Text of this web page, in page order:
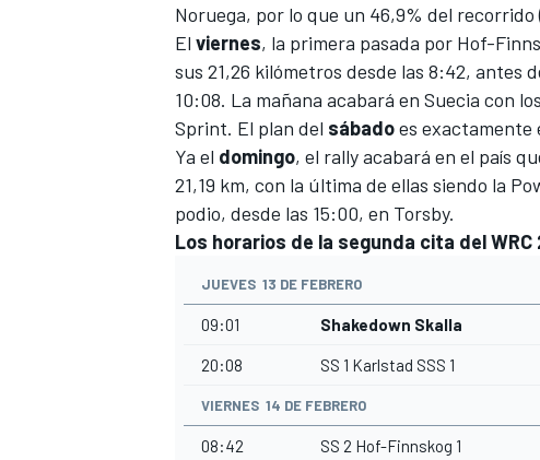
Noruega, por lo que un 46,9% del
El viernes, la primera pasada por Hof-
sus 21,26 kilómetros desde las 8:42, antes
10:08. La mañana acabará en Suecia con
Sprint. El plan del sábadoes exactamente
Ya el domingo, el rally acabará en el país
21,19 km, con la última de ellas siendo la
podio, desde las 15:00, en Torsby.
Los horarios de la segunda cita del WRC
JUEVES 13 DE FEBRERO
09:01 Shakedown Skalla
20:08 SS 1 Karlstad SSS 1
VIERNES 14 DE FEBRERO
08:42 SS 2 Hof-Finnskog 1